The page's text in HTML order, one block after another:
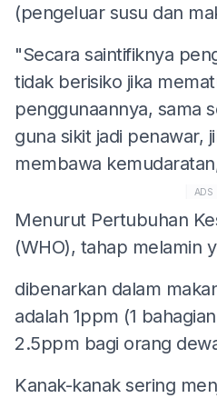
(pengeluar susu dan
"Secara saintifiknya
tidak berisiko jika
penggunaannya, sama
guna sikit jadi penawar,
membawa
ADS
Menurut Pertubuhan
(WHO), tahap melamin
dibenarkan dalam
adalah 1ppm (1
2.5ppm bagi orang
Kanak-kanak sering